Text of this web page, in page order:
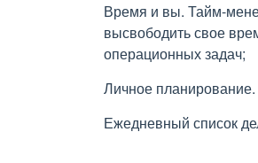
Время и вы. Тайм-
высвободить свое
операционных задач;
Личное
Ежедневный список